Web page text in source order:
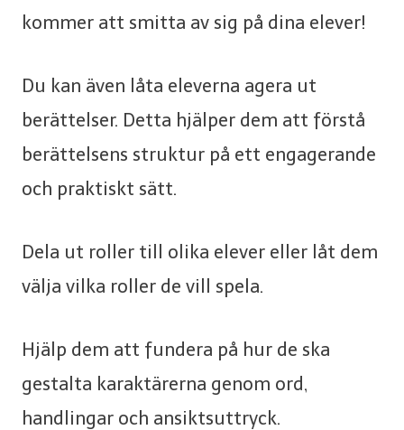
kommer att smitta av sig på dina elever!
Du kan även låta eleverna agera ut
berättelser. Detta hjälper dem att förstå
berättelsens struktur på ett engagerande
och praktiskt sätt.
Dela ut roller till olika elever eller låt dem
välja vilka roller de vill spela.
Hjälp dem att fundera på hur de ska
gestalta karaktärerna genom ord,
handlingar och ansiktsuttryck.